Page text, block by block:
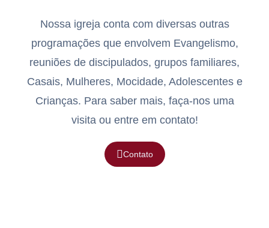
Nossa igreja conta com diversas outras
programações que envolvem Evangelismo,
reuniões de discipulados, grupos familiares,
Casais, Mulheres, Mocidade, Adolescentes e
Crianças. Para saber mais, faça-nos uma
visita ou entre em contato!
Contato